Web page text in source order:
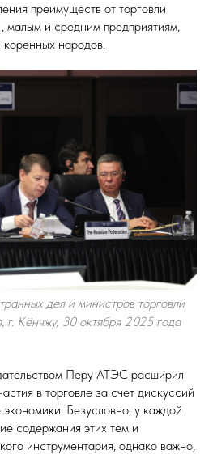
преимуществ от торговли
малым и средним предприятиям,
народов.
дел и министров торговли
Кёнчжу, 30 октября 2025 года
Перу АТЭС расширил
в торговле за счет дискуссий
Безусловно, у каждой
содержания этих тем и
инструментария, однако важно,